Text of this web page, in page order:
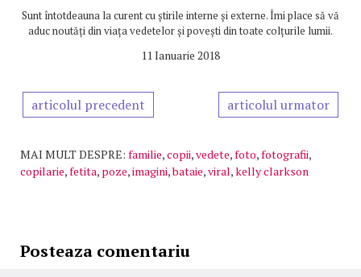
Sunt întotdeauna la curent cu știrile interne și externe. Îmi place să vă
aduc noutăți din viața vedetelor și povești din toate colțurile lumii.
11 Ianuarie 2018
articolul precedent articolul urmator
MAI MULT DESPRE: familie,copii,vedete,foto,fotografii,
copilarie,fetita, poze,imagini,bataie,viral,kelly clarkson
Posteaza comentariu